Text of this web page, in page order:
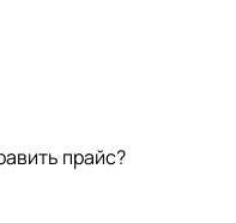
прайс?